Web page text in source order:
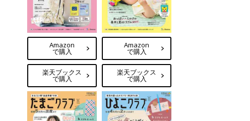
Amazon
で購入
楽天ブックス
で購入
Amazon
で購入
楽天ブックス
で購入